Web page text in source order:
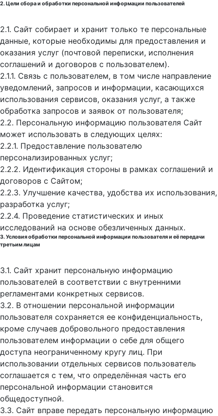
2. Цели сбора и обработки персональной информации пользователей
2.1. Сайт собирает и хранит только те персональные
данные, которые необходимы для предоставления и
оказания услуг (почтовой переписки, исполнения
соглашений и договоров с пользователем).
2.1.1. Связь с пользователем, в том числе направление
уведомлений, запросов и информации, касающихся
использования сервисов, оказания услуг, а также
обработка запросов и заявок от пользователя;
2.2. Персональную информацию пользователя Сайт
может использовать в следующих целях:
2.2.1. Предоставление пользователю
персонализированных услуг;
2.2.2. Идентификация стороны в рамках соглашений и
договоров с Сайтом;
2.2.3. Улучшение качества, удобства их использования,
разработка услуг;
2.2.4. Проведение статистических и иных
исследований на основе обезличенных данных.
3. Условия обработки персональной информации пользователя и её передачи
третьим лицам
3.1. Сайт хранит персональную информацию
пользователей в соответствии с внутренними
регламентами конкретных сервисов.
3.2. В отношении персональной информации
пользователя сохраняется ее конфиденциальность,
кроме случаев добровольного предоставления
пользователем информации о себе для общего
доступа неограниченному кругу лиц. При
использовании отдельных сервисов пользователь
соглашается с тем, что определённая часть его
персональной информации становится
общедоступной.
3.3. Сайт вправе передать персональную информацию